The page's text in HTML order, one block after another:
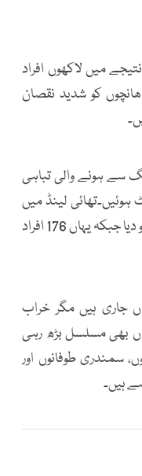
میں لاکھوں افراد
کو شدید نقصان
سے ہونے والی تباہی
رپورٹ ہوئیں۔تھائی لینڈ میں
سیلابی ریلوں نے درجنوں بستیوں کو ڈبو دیا جبکہ یہاں 176 افراد
جاری ہیں مگر خراب
بھی مسلسل بڑھ رہی
سمندری طوفانوں اور
ہیں۔